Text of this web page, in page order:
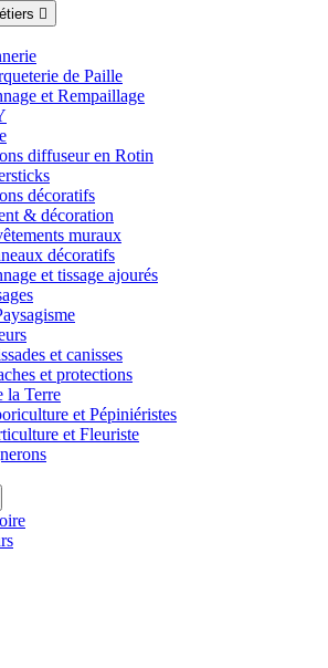

de Paille
et Rempaillage
diffuseur en Rotin
décoratifs
& décoration
muraux
décoratifs
et tissage ajourés
et canisses
et protections
la Terre
et Pépiniéristes
et Fleuriste